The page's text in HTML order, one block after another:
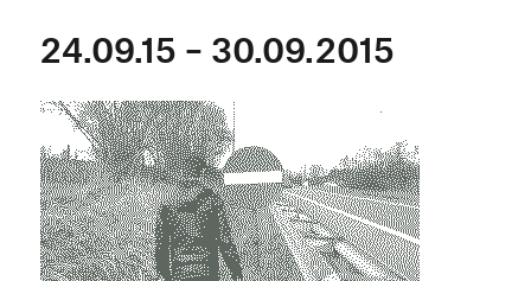
24.09.15 – 30.09.2015